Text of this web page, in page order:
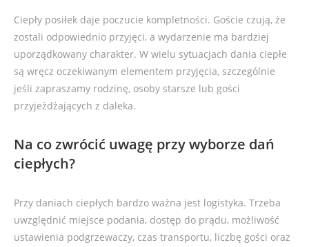
Ciepły posiłek daje poczucie kompletności. Goście czują, że
zostali odpowiednio przyjęci, a wydarzenie ma bardziej
uporządkowany charakter. W wielu sytuacjach dania ciepłe
są wręcz oczekiwanym elementem przyjęcia, szczególnie
jeśli zapraszamy rodzinę, osoby starsze lub gości
przyjeżdżających z daleka.
Na co zwrócić uwagę przy wyborze dań
ciepłych?
Przy daniach ciepłych bardzo ważna jest logistyka. Trzeba
uwzględnić miejsce podania, dostęp do prądu, możliwość
ustawienia podgrzewaczy, czas transportu, liczbę gości oraz